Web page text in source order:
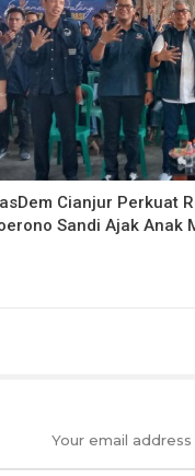
Cianjur Perkuat
Sandi Ajak Anak
Your email